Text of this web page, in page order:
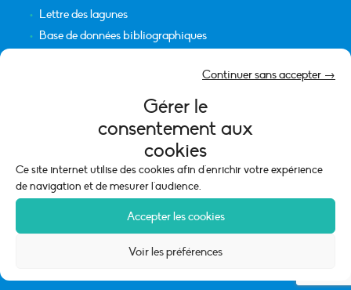
Gérer le
consentement aux
cookies
Ce site internet utilise des cookies afin d'enrichir votre expérience
de navigation et de mesurer l'audience.
Accepter les cookies
Continuer sans accepter →
Voir les préférences
Lettre des lagunes
Base de données bibliographiques
Mentions légales
Politique de cookies (UE)